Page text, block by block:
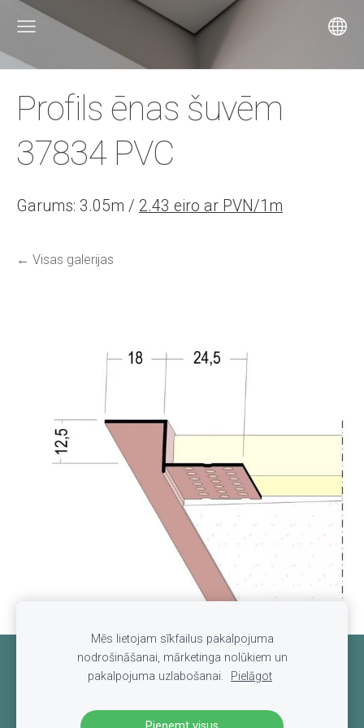
Profils ēnas šuvēm
37834 PVC
Garums: 3.05m / 2.43 eiro ar PVN/1m
Visas galerijas
Sīkdatnes
Mēs lietojam sīkfailus pakalpojuma
nodrošināšanai, mārketinga nolūkiem un
pakalpojuma uzlabošanai.
Pielāgot